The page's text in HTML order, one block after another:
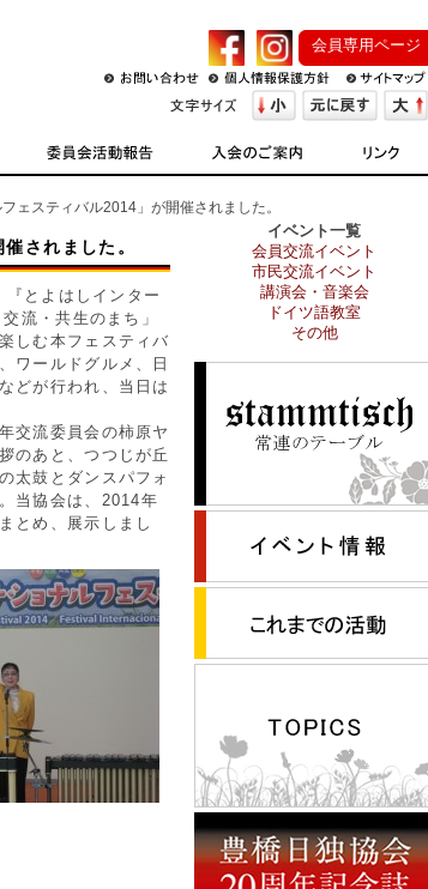
会員専用ページ
ェスティバル2014」が開催されました。
されました。
とよはしインター
流・共生のまち」
しむ本フェスティバ
ワールドグルメ、日
どが行われ、当日は
交流委員会の柿原ヤ
のあと、つつじが丘
太鼓とダンスパフォ
当協会は、2014年
とめ、展示しまし
イベント一覧
会員交流イベント
市民交流イベント
講演会・音楽会
ドイツ語教室
その他